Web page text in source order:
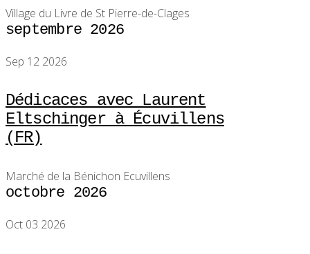
Village du Livre de St Pierre-de-Clages
septembre 2026
Sep 12 2026
Dédicaces avec Laurent
Eltschinger à Écuvillens
(FR)
Marché de la Bénichon Ecuvillens
octobre 2026
Oct 03 2026